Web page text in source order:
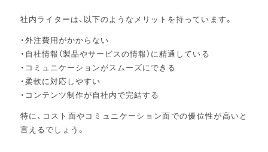
社内ライターは、以下のようなメリットを持っています。
・外注費用がかからない
・自社情報（製品やサービスの情報）に精通している
・コミュニケーションがスムーズにできる
・柔軟に対応しやすい
・コンテンツ制作が自社内で完結する
特に、コスト面やコミュニケーション面での優位性が高いと
言えるでしょう。